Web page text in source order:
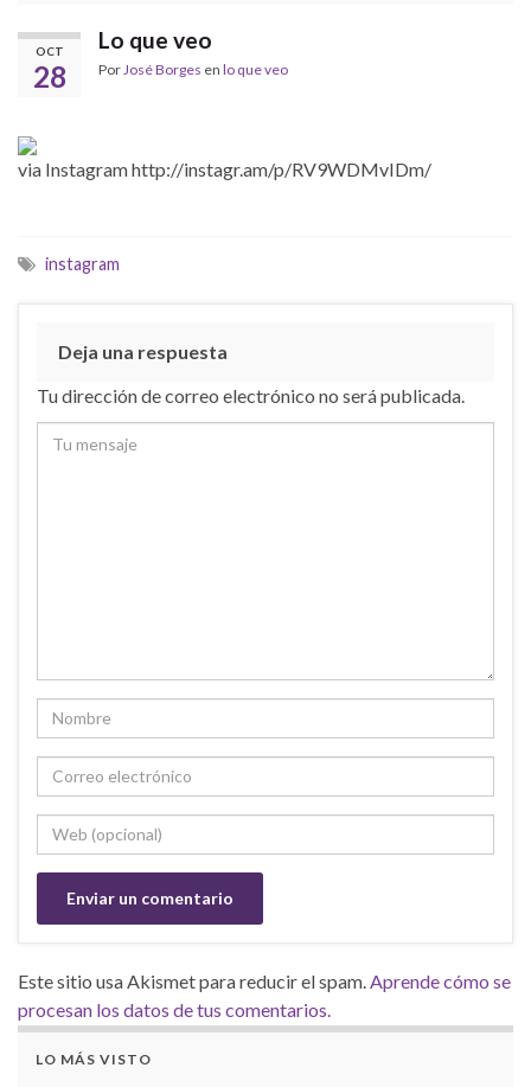
OCT
28
Lo que veo
PorJosé Borges en lo que veo
via Instagram http://instagr.am/p/RV9WDMvIDm/
instagram
Deja una respuesta
Tu dirección de correo electrónico no será publicada.
Este sitio usa Akismet para reducir el spam.Aprende cómo se
procesan los datos de tus comentarios.
LO MÁS VISTO